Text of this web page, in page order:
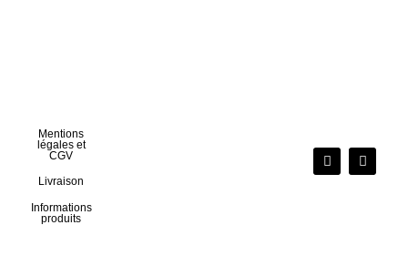
Mentions
légales et
CGV
Livraison
Informations
produits